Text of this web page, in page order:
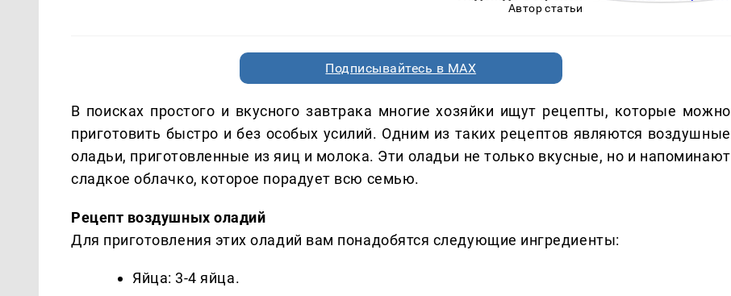
Автор статьи
Подписывайтесь в MAX
В поисках простого и вкусного завтрака многие хозяйки ищут рецепты, которые можно
приготовить быстро и без особых усилий. Одним из таких рецептов являются воздушные
оладьи, приготовленные из яиц и молока. Эти оладьи не только вкусные, но и напоминают
сладкое облачко, которое порадует всю семью.
Рецепт воздушных оладий
Для приготовления этих оладий вам понадобятся следующие ингредиенты:
Яйца: 3-4 яйца.